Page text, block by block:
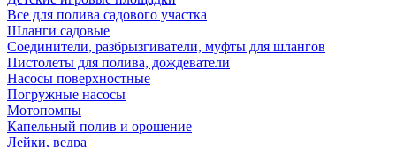
Все для полива садового участка
Шланги садовые
Соединители, разбрызгиватели, муфты для шлангов
Пистолеты для полива, дождеватели
Насосы поверхностные
Погружные насосы
Мотопомпы
Капельный полив и орошение
Лейки, ведра